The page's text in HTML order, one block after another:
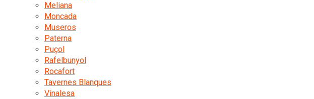
Meliana
Moncada
Museros
Paterna
Puçol
Rafelbunyol
Rocafort
Tavernes Blanques
Vinalesa